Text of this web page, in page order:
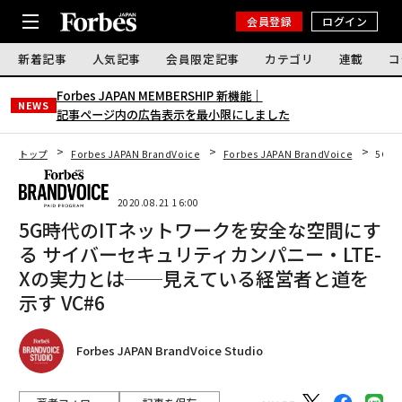
会員登録 ログイン
新着記事 人気記事 会員限定記事 カテゴリ 連載
NEWS
Forbes JAPAN MEMBERSHIP 新機能｜
記事ページ内の広告表示を最小限にしました
トップ Forbes JAPAN BrandVoice Forbes JAPAN BrandVoice 5G時
2020.08.21 16:00
5G時代のITネットワークを安全な空間にす
る サイバーセキュリティカンパニー・LTE-
Xの実力とは──見えている経営者と道を
示す VC#6
Forbes JAPAN BrandVoice Studio